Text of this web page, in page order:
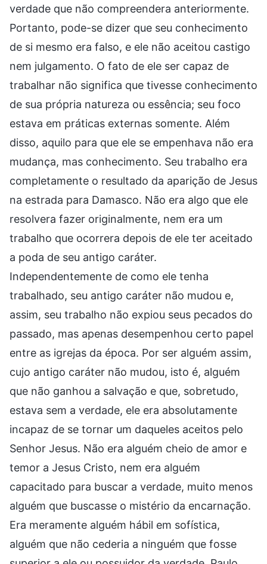
verdade que não compreendera anteriormente.
Portanto, pode-se dizer que seu conhecimento
de si mesmo era falso, e ele não aceitou castigo
nem julgamento. O fato de ele ser capaz de
trabalhar não significa que tivesse conhecimento
de sua própria natureza ou essência; seu foco
estava em práticas externas somente. Além
disso, aquilo para que ele se empenhava não era
mudança, mas conhecimento. Seu trabalho era
completamente o resultado da aparição de Jesus
na estrada para Damasco. Não era algo que ele
resolvera fazer originalmente, nem era um
trabalho que ocorrera depois de ele ter aceitado
a poda de seu antigo caráter.
Independentemente de como ele tenha
trabalhado, seu antigo caráter não mudou e,
assim, seu trabalho não expiou seus pecados do
passado, mas apenas desempenhou certo papel
entre as igrejas da época. Por ser alguém assim,
cujo antigo caráter não mudou, isto é, alguém
que não ganhou a salvação e que, sobretudo,
estava sem a verdade, ele era absolutamente
incapaz de se tornar um daqueles aceitos pelo
Senhor Jesus. Não era alguém cheio de amor e
temor a Jesus Cristo, nem era alguém
capacitado para buscar a verdade, muito menos
alguém que buscasse o mistério da encarnação.
Era meramente alguém hábil em sofística,
alguém que não cederia a ninguém que fosse